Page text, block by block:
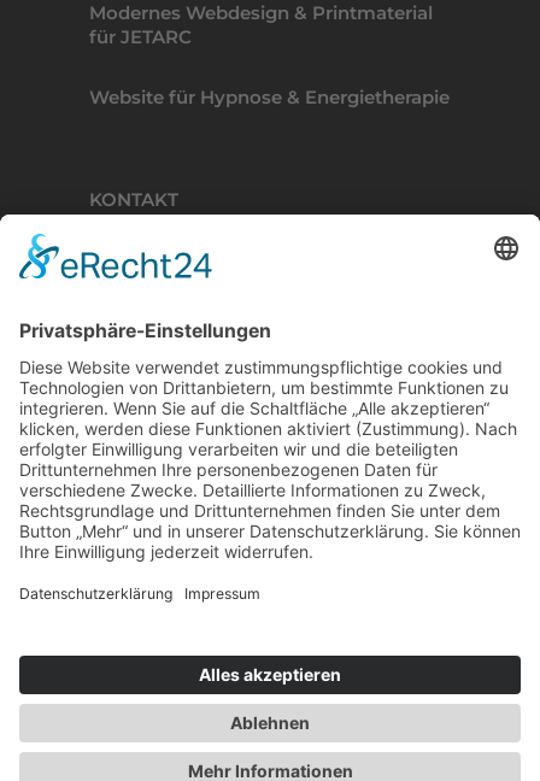
Modernes Webdesign & Printmaterial
für JETARC
Website für Hypnose & Energietherapie
KONTAKT
Lisztweg 4, 88250 Weingarten
T. 0751 56111041
E. ich(at)binderkreative.de
Finde uns auf
Werbeagentur in Weingarten / Ravensburg